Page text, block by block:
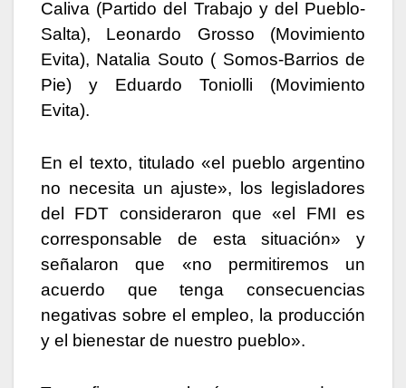
Caliva (Partido del Trabajo y del Pueblo-
Salta), Leonardo Grosso (Movimiento
Evita), Natalia Souto ( Somos-Barrios de
Pie) y Eduardo Toniolli (Movimiento
Evita).
En el texto, titulado «el pueblo argentino
no necesita un ajuste», los legisladores
del FDT consideraron que «el FMI es
corresponsable de esta situación» y
señalaron que «no permitiremos un
acuerdo que tenga consecuencias
negativas sobre el empleo, la producción
y el bienestar de nuestro pueblo».